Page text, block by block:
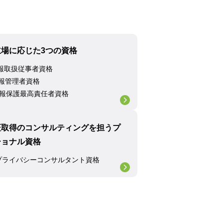
に応じた3つの資格
取扱従事者資格
管理者資格
保護最高責任者資格
得のコンサルティングを担うプ
ナル資格
イバシーコンサルタント資格